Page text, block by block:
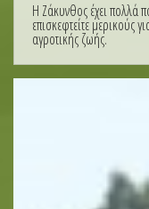
Η Ζάκυνθος έχει πολλά
επισκεφτείτε μερικούς
αγροτικής ζωής.